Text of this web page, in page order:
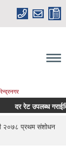
दर रेट उपलब्ध गराईदिने
२०७८ प्रथम संशोधन